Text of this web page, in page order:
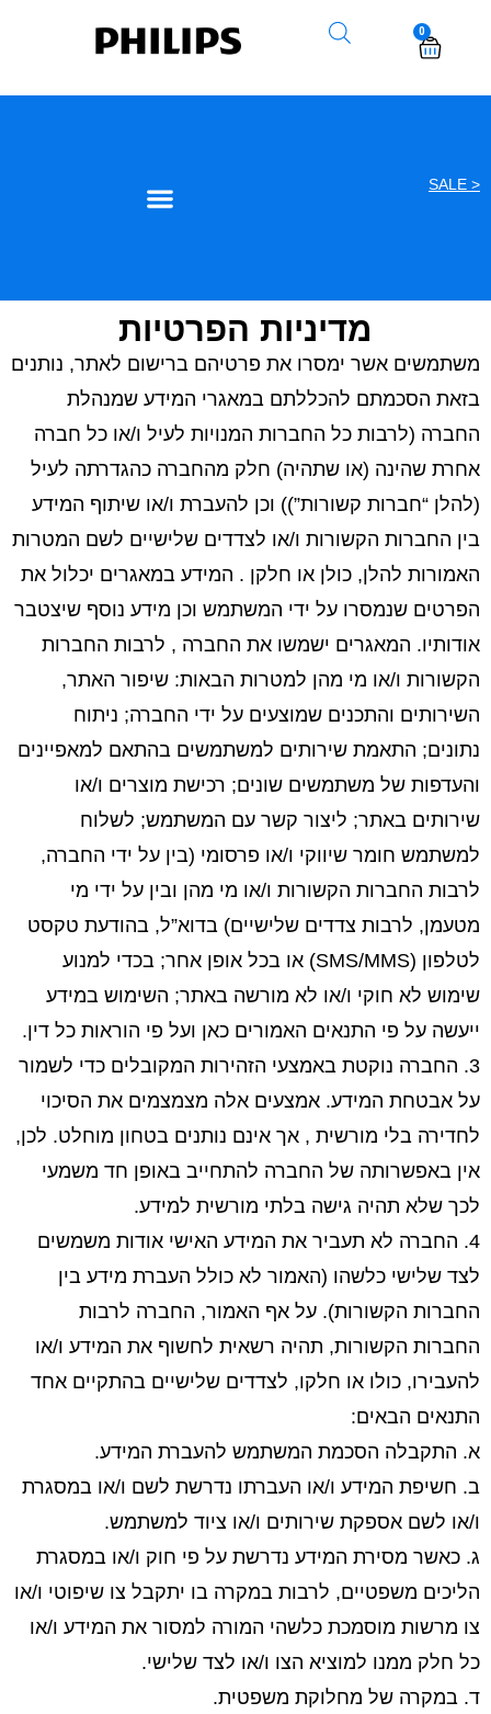
0
< SALE
מדיניות הפרטיות
משתמשים אשר ימסרו את פרטיהם ברישום לאתר, נותנים
בזאת הסכמתם להכללתם במאגרי המידע שמנהלת
החברה (לרבות כל החברות המנויות לעיל ו/או כל חברה
אחרת שהינה (או שתהיה) חלק מהחברה כהגדרתה לעיל
(להלן “חברות קשורות”)) וכן להעברת ו/או שיתוף המידע
בין החברות הקשורות ו/או לצדדים שלישיים לשם המטרות
האמורות להלן, כולן או חלקן . המידע במאגרים יכלול את
הפרטים שנמסרו על ידי המשתמש וכן מידע נוסף שיצטבר
אודותיו. המאגרים ישמשו את החברה , לרבות החברות
הקשורות ו/או מי מהן למטרות הבאות: שיפור האתר,
השירותים והתכנים שמוצעים על ידי החברה; ניתוח
נתונים; התאמת שירותים למשתמשים בהתאם למאפיינים
והעדפות של משתמשים שונים; רכישת מוצרים ו/או
שירותים באתר; ליצור קשר עם המשתמש; לשלוח
למשתמש חומר שיווקי ו/או פרסומי (בין על ידי החברה,
לרבות החברות הקשורות ו/או מי מהן ובין על ידי מי
מטעמן, לרבות צדדים שלישיים) בדוא”ל, בהודעת טקסט
לטלפון (SMS/MMS) או בכל אופן אחר; בכדי למנוע
שימוש לא חוקי ו/או לא מורשה באתר; השימוש במידע
ייעשה על פי התנאים האמורים כאן ועל פי הוראות כל דין.
3. החברה נוקטת באמצעי הזהירות המקובלים כדי לשמור
על אבטחת המידע. אמצעים אלה מצמצמים את הסיכוי
לחדירה בלי מורשית , אך אינם נותנים בטחון מוחלט. לכן,
אין באפשרותה של החברה להתחייב באופן חד משמעי
לכך שלא תהיה גישה בלתי מורשית למידע.
4. החברה לא תעביר את המידע האישי אודות משמשים
לצד שלישי כלשהו (האמור לא כולל העברת מידע בין
החברות הקשורות). על אף האמור, החברה לרבות
החברות הקשורות, תהיה רשאית לחשוף את המידע ו/או
להעבירו, כולו או חלקו, לצדדים שלישיים בהתקיים אחד
התנאים הבאים:
א. התקבלה הסכמת המשתמש להעברת המידע.
ב. חשיפת המידע ו/או העברתו נדרשת לשם ו/או במסגרת
ו/או לשם אספקת שירותים ו/או ציוד למשתמש.
ג. כאשר מסירת המידע נדרשת על פי חוק ו/או במסגרת
הליכים משפטיים, לרבות במקרה בו יתקבל צו שיפוטי ו/או
צו מרשות מוסמכת כלשהי המורה למסור את המידע ו/או
כל חלק ממנו למוציא הצו ו/או לצד שלישי.
ד. במקרה של מחלוקת משפטית.